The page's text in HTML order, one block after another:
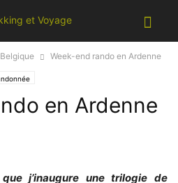
Belgique Week-end rando en Ardenne
en Ardenne
j’inaugure une trilogie de